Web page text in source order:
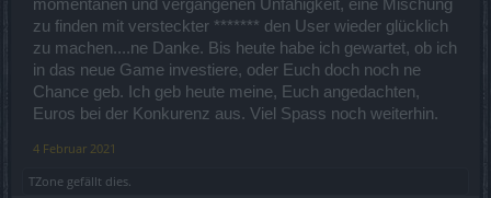
momentanen und vergangenen Unfähigkeit, eine Mischung
zu finden mit versteckter ******* den User wieder glücklich
zu machen....ne Danke. Bis heute habe ich gewartet, ob ich
in das neue Game investiere, oder Euch doch noch ne
Chance geb. Ich geb heute meine, Euch angedachten,
Euros bei der Konkurenz aus. Viel Spass noch weiterhin.
4 Februar 2021
TZone gefällt dies.